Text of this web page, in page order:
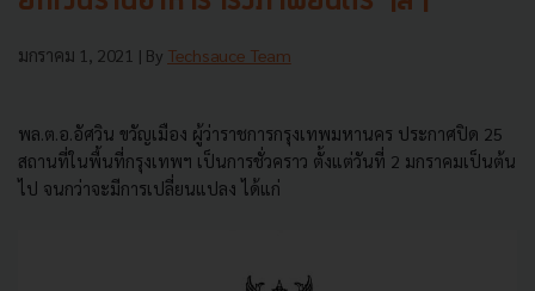
มกราคม 1, 2021 | By Techsauce Team
พล.ต.อ.อัศวิน ขวัญเมือง ผู้ว่าราชการกรุงเทพมหานคร ประกาศปิด 25
สถานที่ในพื้นที่กรุงเทพฯ เป็นการชั่วคราว ตั้งแต่วันที่ 2 มกราคมเป็นต้น
ไป จนกว่าจะมีการเปลี่ยนแปลง ได้แก่